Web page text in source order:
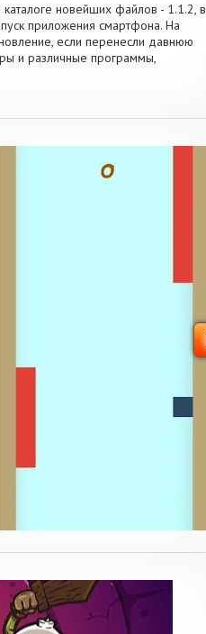
новейших файлов - 1.1.2, в
приложения смартфона. На
если перенесли давнюю
и различные программы,